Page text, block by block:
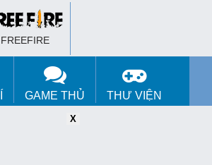
FREEFIRE
GAME THỦ THƯ VIỆN
X